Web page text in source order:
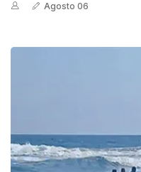
Agosto 06